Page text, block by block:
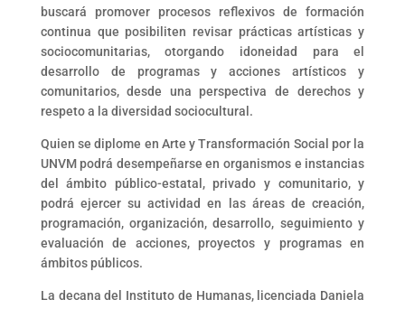
buscará promover procesos reflexivos de formación
continua que posibiliten revisar prácticas artísticas y
sociocomunitarias, otorgando idoneidad para el
desarrollo de programas y acciones artísticos y
comunitarios, desde una perspectiva de derechos y
respeto a la diversidad sociocultural.
Quien se diplome en Arte y Transformación Social por la
UNVM podrá desempeñarse en organismos e instancias
del ámbito público-estatal, privado y comunitario, y
podrá ejercer su actividad en las áreas de creación,
programación, organización, desarrollo, seguimiento y
evaluación de acciones, proyectos y programas en
ámbitos públicos.
La decana del Instituto de Humanas, licenciada Daniela